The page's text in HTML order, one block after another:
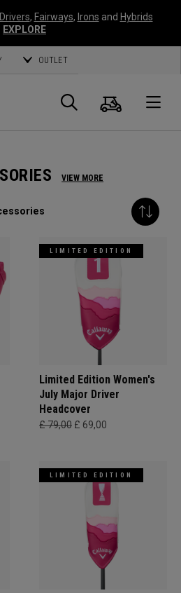
Drivers, Fairways, Irons and Hybrids
EXPLORE
OUTLET
Suche
VIEW MORE
LIMITED EDITION
Limited Edition Women's
July Major Driver
Headcover
£ 79,00 £ 69,00
LIMITED EDITION